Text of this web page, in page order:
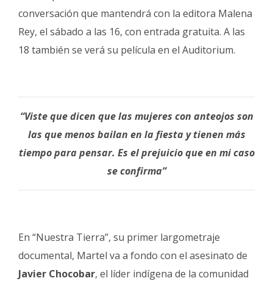
conversación que mantendrá con la editora Malena
Rey, el sábado a las 16, con entrada gratuita. A las
18 también se verá su película en el Auditorium.
“Viste que dicen que las mujeres con anteojos son
las que menos bailan en la fiesta y tienen más
tiempo para pensar. Es el prejuicio que en mi caso
se confirma”
En “Nuestra Tierra”, su primer largometraje
documental, Martel va a fondo con el asesinato de
Javier Chocobar, el líder indígena de la comunidad